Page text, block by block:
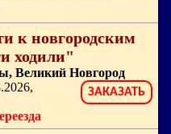
к новгородским
ходили"
Великий Новгород
ЗАКАЗАТЬ